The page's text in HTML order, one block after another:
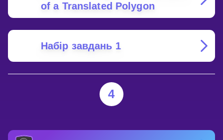
of a Translated Polygon
Набір завдань 1
4